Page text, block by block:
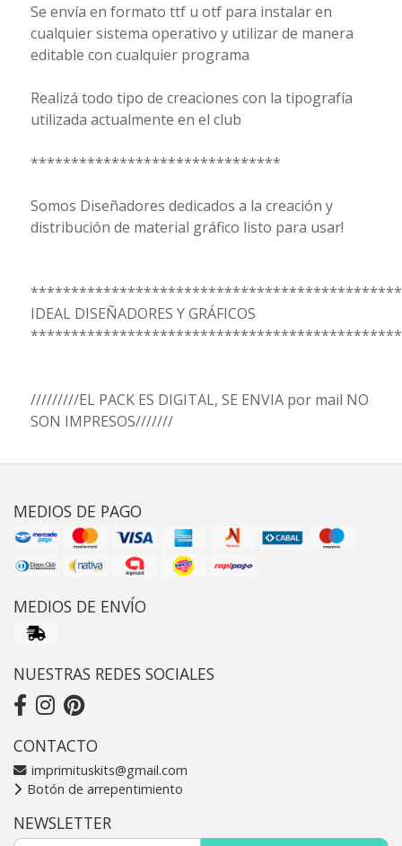
Se envía en formato ttf u otf para instalar en
cualquier sistema operativo y utilizar de manera
editable con cualquier programa
Realizá todo tipo de creaciones con la tipografía
utilizada actualmente en el club
*******************************
Somos Diseñadores dedicados a la creación y
distribución de material gráfico listo para usar!
IDEAL DISEÑADORES Y GRÁFICOS
/////////EL PACK ES DIGITAL, SE ENVIA por mail NO
SON IMPRESOS///////
MEDIOS DE PAGO
MEDIOS DE ENVÍO
NUESTRAS REDES SOCIALES
CONTACTO
imprimituskits@gmail.com
Botón de arrepentimiento
NEWSLETTER